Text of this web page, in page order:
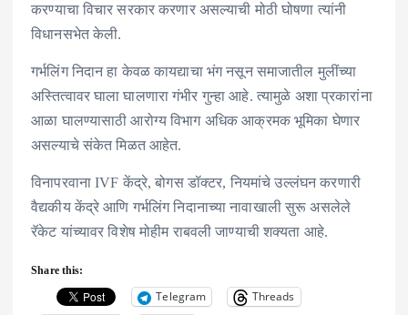
करण्याचा विचार सरकार करणार असल्याची मोठी घोषणा त्यांनी
विधानसभेत केली.
गर्भलिंग निदान हा केवळ कायद्याचा भंग नसून समाजातील मुलींच्या
अस्तित्वावर घाला घालणारा गंभीर गुन्हा आहे. त्यामुळे अशा प्रकारांना
आळा घालण्यासाठी आरोग्य विभाग अधिक आक्रमक भूमिका घेणार
असल्याचे संकेत मिळत आहेत.
विनापरवाना IVF केंद्रे, बोगस डॉक्टर, नियमांचे उल्लंघन करणारी
वैद्यकीय केंद्रे आणि गर्भलिंग निदानाच्या नावाखाली सुरू असलेले
रॅकेट यांच्यावर विशेष मोहीम राबवली जाण्याची शक्यता आहे.
Share this:
Telegram
Threads